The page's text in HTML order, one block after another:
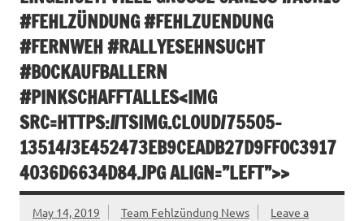
FEHLZÜNDUNG #FEHLZUENDUNG #
FERNWEH #RALLYESEHNSUCHT #
BOCKAUFBALLERN #
PINKSCHAFFTALLES<IMG S
RC=HTTPS://TSIMG.CLOUD/75505-1
3514/3E452473EB9CEADB27D9FF0C39174
036D6634D84.JPG ALIGN=”LEFT”>>
May 14, 2019 Team Fehlzündung News
Leave a